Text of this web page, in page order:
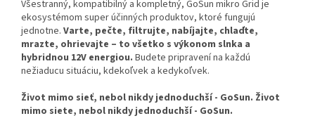
Všestranný, kompatibilný a kompletný, GoSun mikro Grid je
ekosystémom super účinných produktov, ktoré fungujú
jednotne. Varte, pečte, filtrujte, nabíjajte, chlaďte,
mrazte, ohrievajte – to všetko s výkonom slnka a
hybridnou 12V energiou. Budete pripravení na každú
nežiaducu situáciu, kdekoľvek a kedykoľvek.
Život mimo sieť, nebol nikdy jednoduchší - GoSun. Život
mimo siete, nebol nikdy jednoduchší - GoSun.